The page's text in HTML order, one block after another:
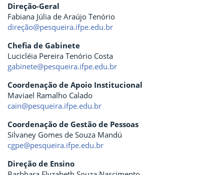
Direção-Geral
Fabiana Júlia de Araújo Tenório
direção@pesqueira.ifpe.edu.br
Chefia de Gabinete
Lucicléia Pereira Tenório Costa
gabinete@pesqueira.ifpe.edu.br
Coordenação de Apoio Institucional
Maviael Ramalho Calado
cain@pesqueira.ifpe.edu.br
Coordenação de Gestão de Pessoas
Silvaney Gomes de Souza Mandú
cgpe@pesqueira.ifpe.edu.br
Direção de Ensino